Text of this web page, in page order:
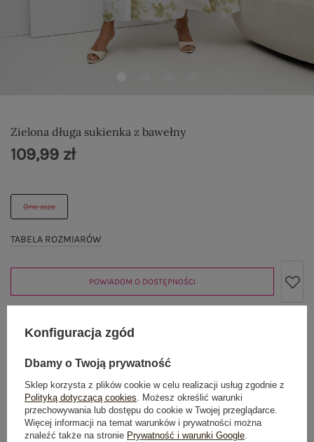
Zielona długa sukienka z bawełny
One size
TABELA ROZMIARÓW
109,99 zł
POWIADOM O DOSTĘPNOŚCI
Produkt niedostępny
OPIS PRODUKTU
GŁÓWNE PARAMETRY
Konfiguracja zgód
Dbamy o Twoją prywatność
Sklep korzysta z plików cookie w celu realizacji usług zgodnie z
Polityką dotyczącą cookies. Możesz określić warunki
przechowywania lub dostępu do cookie w Twojej przeglądarce.
Więcej informacji na temat warunków i prywatności można
znaleźć także na stronie Prywatność i warunki Google.